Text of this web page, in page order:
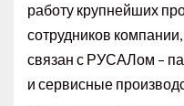
работу крупнейших
сотрудников компании,
связан с РУСАЛом –
и сервисные